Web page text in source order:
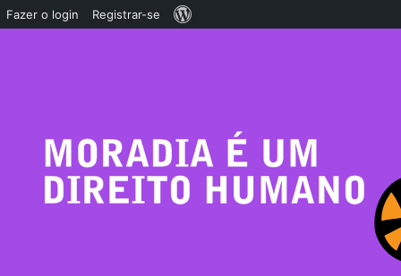
Fazer o login Registrar-se